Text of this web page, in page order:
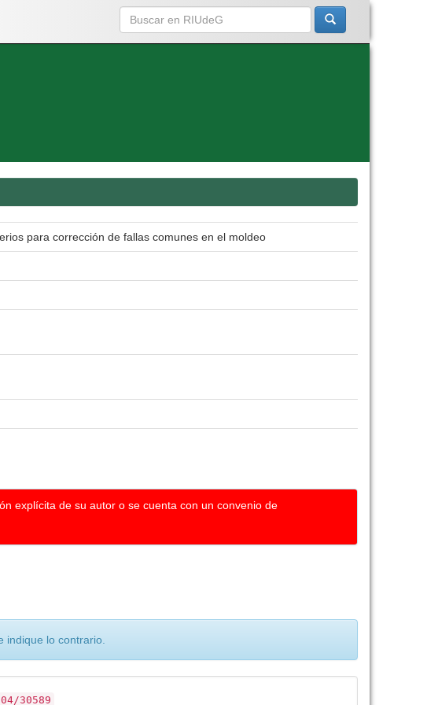
para corrección de fallas comunes en el moldeo
explícita de su autor o se cuenta con un convenio de
indique lo contrario.
30589